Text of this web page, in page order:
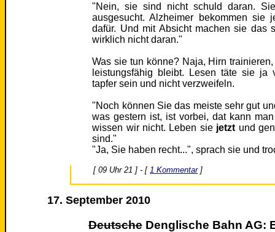
"Nein, sie sind nicht schuld daran.
ausgesucht. Alzheimer bekommen sie
dafür. Und mit Absicht machen sie das
wirklich nicht daran."
Was sie tun könne? Naja, Hirn
leistungsfähig bleibt. Lesen täte sie ja
tapfer sein und nicht verzweifeln.
"Noch können Sie das meiste sehr gut
was gestern ist, ist vorbei, dat kann
wissen wir nicht. Leben sie jetzt und
sind."
"Ja, Sie haben recht...", sprach sie und
[ 09 Uhr 21 ] - [ 1 Kommentar]
17. September 2010
DeutscheDenglische Bahn AG: